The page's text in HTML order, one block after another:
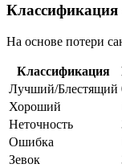
Классификация
На основе потери
Классификация
Лучший/Блестящий
Хороший
Неточность
Ошибка
Зевок